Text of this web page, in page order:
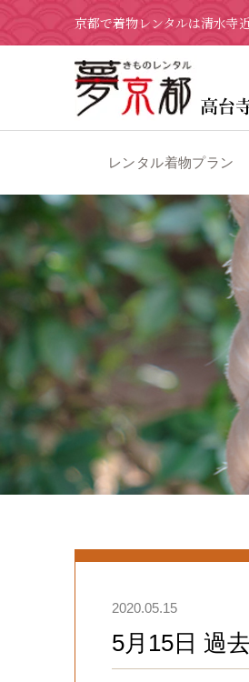
京都で着物レンタルは清水寺
レンタル着物プラン
2020.05.15
5月15日 過